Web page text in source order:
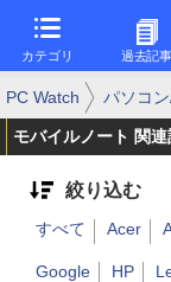
カテゴリ 過去記事
PC Watch パソコ
モバイルノート 関連
絞り込む
すべて Acer
Google HP